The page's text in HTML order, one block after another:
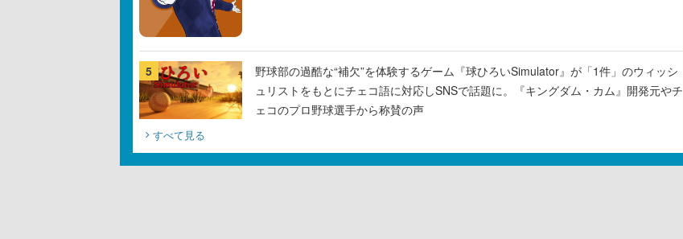
5
野球部の過酷な“補欠”を体験するゲーム『球ひろいSimulator』が「1件」のウィッシ
ュリストをもとにチェコ語に対応しSNSで話題に。『キングダム・カム』開発元やチ
ェコのプロ野球選手から称賛の声
すべて見る